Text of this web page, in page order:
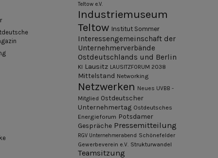
Teltow e.V.
Industriemuseum
Teltow Institut Sommer
Interessengemeinschaft der
Unternehmerverbände
Ostdeutschlands und Berlin
KI Lausitz LAUSITZFORUM 2038
Mittelstand Networking
Netzwerken Neues UVBB -
Mitglied Ostdeutscher
Unternehmertag Ostdeutsches
Energieforum Potsdamer
Gespräche Pressemitteilung
RGV Unternehmerabend Schönefelder
Gewerbeverein e.V. Strukturwandel
Teamsitzung